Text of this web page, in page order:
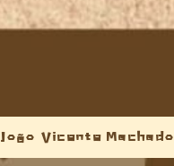
João Vicente Machado